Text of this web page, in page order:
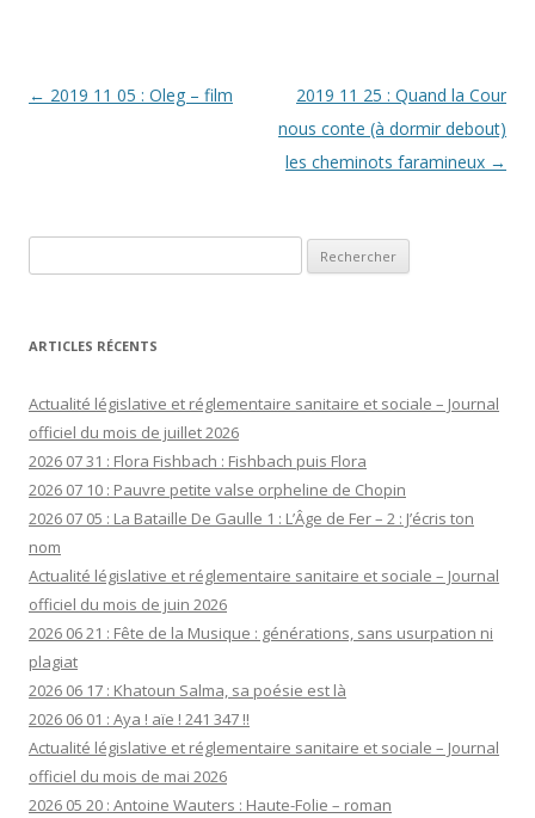
Navigation
← 2019 11 05 : Oleg – film
2019 11 25 : Quand la Cour
nous conte (à dormir debout)
les cheminots faramineux →
ARTICLES RÉCENTS
Actualité législative et réglementaire sanitaire et sociale – Journal
officiel du mois de juillet 2026
2026 07 31 : Flora Fishbach : Fishbach puis Flora
2026 07 10 : Pauvre petite valse orpheline de Chopin
2026 07 05 : La Bataille De Gaulle 1 : L’Âge de Fer – 2 : J’écris ton
nom
Actualité législative et réglementaire sanitaire et sociale – Journal
officiel du mois de juin 2026
2026 06 21 : Fête de la Musique : générations, sans usurpation ni
plagiat
2026 06 17 : Khatoun Salma, sa poésie est là
2026 06 01 : Aya ! aïe ! 241 347 !!
Actualité législative et réglementaire sanitaire et sociale – Journal
officiel du mois de mai 2026
2026 05 20 : Antoine Wauters : Haute-Folie – roman